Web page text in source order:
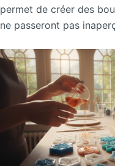
permet de créer des
ne passeront pas